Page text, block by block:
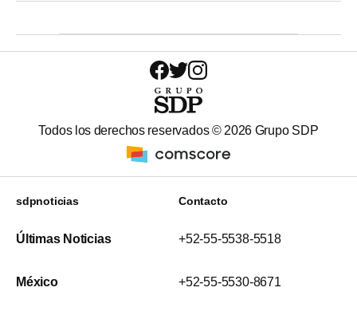
Todos los derechos reservados © 2026 Grupo SDP
sdpnoticias
Últimas Noticias
México
Contacto
+52-55-5538-5518
+52-55-5530-8671